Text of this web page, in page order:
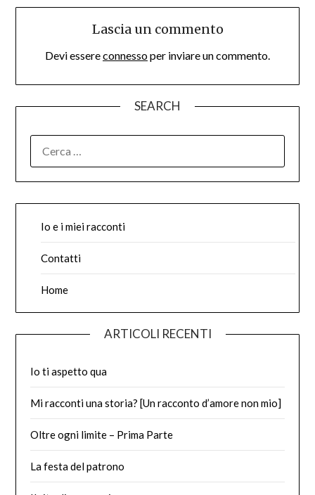
Lascia un commento
Devi essereconnessoper inviare un commento.
SEARCH
PER:
Io e i miei racconti
Contatti
Home
ARTICOLI RECENTI
Io ti aspetto qua
Mi racconti una storia? [Un racconto d’amore non mio]
Oltre ogni limite – Prima Parte
La festa del patrono